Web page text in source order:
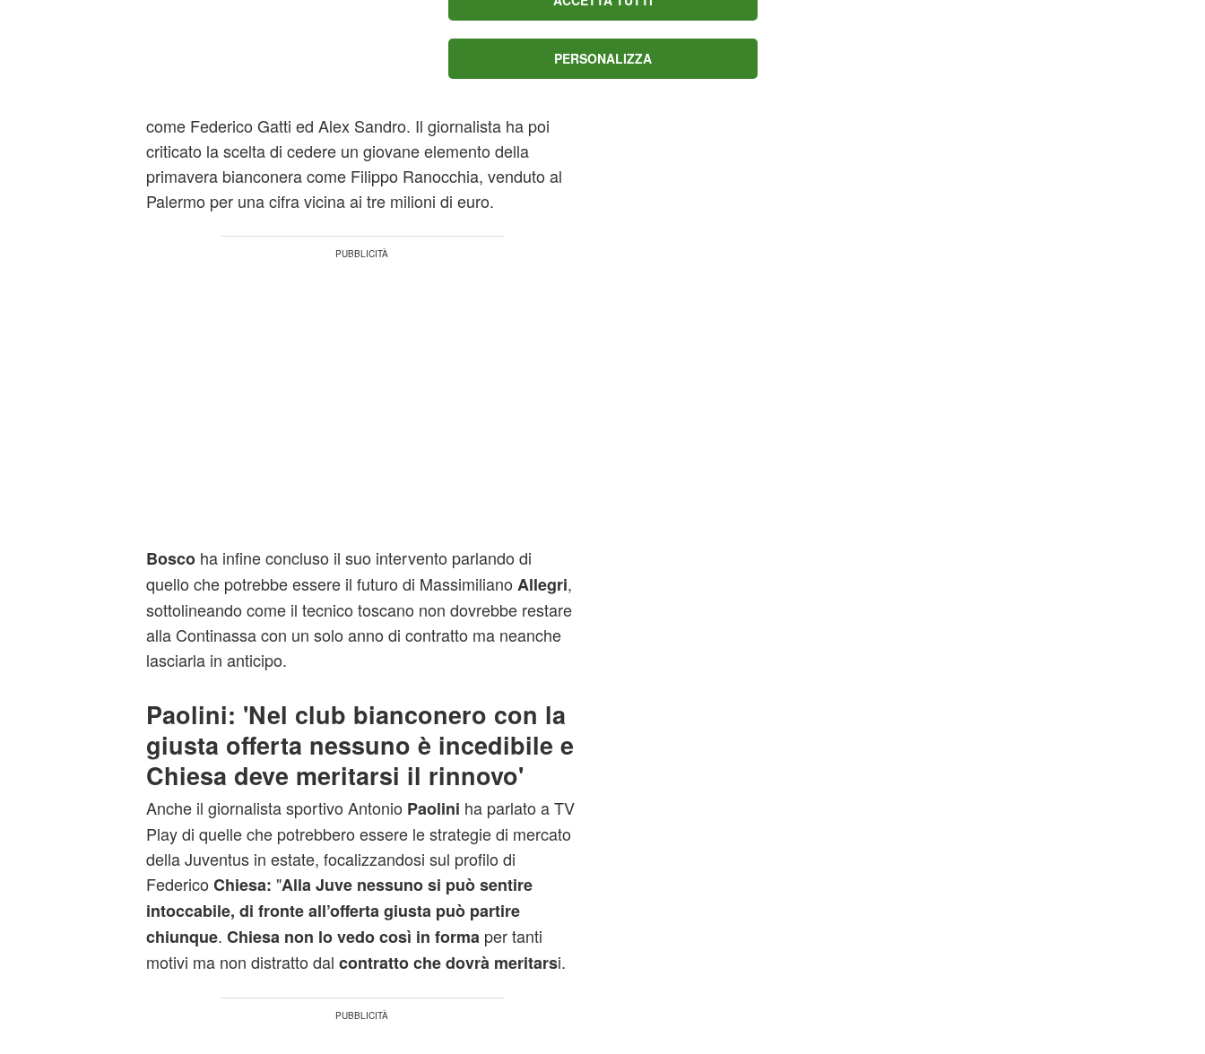
restando sul tema mercato Juventus, ha poi
bocciato la scelta dei dirigenti bianconeri di lasciar partire
seppur in prestito Huijsen alla Roma per trattenere due
come Federico Gatti ed Alex Sandro. Il giornalista ha poi
criticato la scelta di cedere un giovane elemento della
primavera bianconera come Filippo Ranocchia, venduto al
Palermo per una cifra vicina ai tre milioni di euro.
Boscoha infine concluso il suo intervento parlando di
quello che potrebbe essere il futuro di Massimiliano Allegri,
sottolineando come il tecnico toscano non dovrebbe restare
alla Continassa con un solo anno di contratto ma neanche
lasciarla in anticipo.
Paolini: 'Nel club bianconero con la
giusta offerta nessuno è incedibile e
Chiesa deve meritarsi il rinnovo'
Anche il giornalista sportivo Antonio Paolini ha parlato a TV
Play di quelle che potrebbero essere le strategie di mercato
della Juventus in estate, focalizzandosi sul profilo di
Federico Chiesa: "Alla Juve nessuno si può sentire
intoccabile, di fronte all’offerta giusta può partire
chiunque. Chiesa non lo vedo così in forma per tanti
motivi ma non distratto dal contratto che dovrà meritarsi.
PERSONALIZZA